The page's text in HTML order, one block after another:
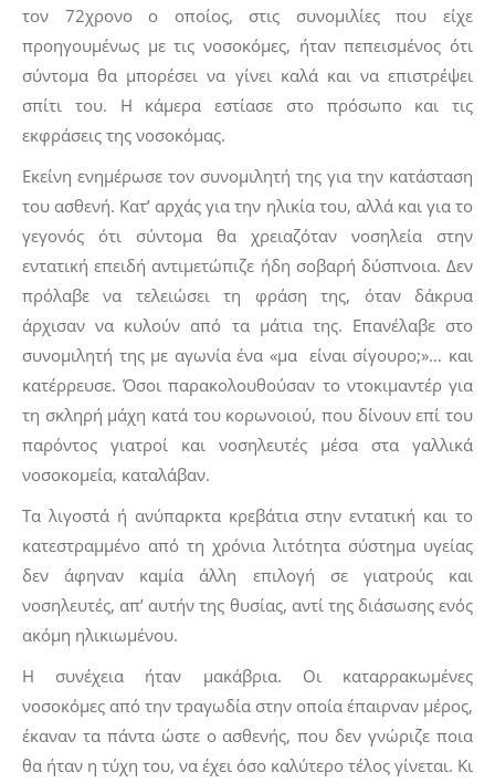
τον 72χρονο ο οποίος, στις συνομιλίες που είχε
προηγουμένως με τις νοσοκόμες, ήταν πεπεισμένος ότι
σύντομα θα μπορέσει να γίνει καλά και να επιστρέψει
σπίτι του. Η κάμερα εστίασε στο πρόσωπο και τις
εκφράσεις της νοσοκόμας.
Εκείνη ενημέρωσε τον συνομιλητή της για την κατάσταση
του ασθενή. Κατ’ αρχάς για την ηλικία του, αλλά και για το
γεγονός ότι σύντομα θα χρειαζόταν νοσηλεία στην
εντατική επειδή αντιμετώπιζε ήδη σοβαρή δύσπνοια. Δεν
πρόλαβε να τελειώσει τη φράση της, όταν δάκρυα
άρχισαν να κυλούν από τα μάτια της. Επανέλαβε στο
συνομιλητή της με αγωνία ένα «μα είναι σίγουρο;»… και
κατέρρευσε. Όσοι παρακολουθούσαν το ντοκιμαντέρ για
τη σκληρή μάχη κατά του κορωνοιού, που δίνουν επί του
παρόντος γιατροί και νοσηλευτές μέσα στα γαλλικά
νοσοκομεία, καταλάβαν.
Τα λιγοστά ή ανύπαρκτα κρεβάτια στην εντατική και το
κατεστραμμένο από τη χρόνια λιτότητα σύστημα υγείας
δεν άφηναν καμία άλλη επιλογή σε γιατρούς και
νοσηλευτές, απ’ αυτήν της θυσίας, αντί της διάσωσης ενός
ακόμη ηλικιωμένου.
Η συνέχεια ήταν μακάβρια. Οι καταρρακωμένες
νοσοκόμες από την τραγωδία στην οποία έπαιρναν μέρος,
έκαναν τα πάντα ώστε ο ασθενής, που δεν γνώριζε ποια
θα ήταν η τύχη του, να έχει όσο καλύτερο τέλος γίνεται. Κι